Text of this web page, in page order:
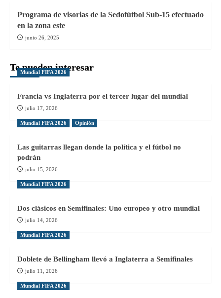
Programa de visorias de la Sedofútbol Sub-15 efectuado
en la zona este
junio 26, 2025
Te pueden interesar
Mundial FIFA 2026
Francia vs Inglaterra por el tercer lugar del mundial
julio 17, 2026
Mundial FIFA 2026 Opinión
Las guitarras llegan donde la política y el fútbol no
podrán
julio 15, 2026
Mundial FIFA 2026
Dos clásicos en Semifinales: Uno europeo y otro mundial
julio 14, 2026
Mundial FIFA 2026
Doblete de Bellingham llevó a Inglaterra a Semifinales
julio 11, 2026
Mundial FIFA 2026